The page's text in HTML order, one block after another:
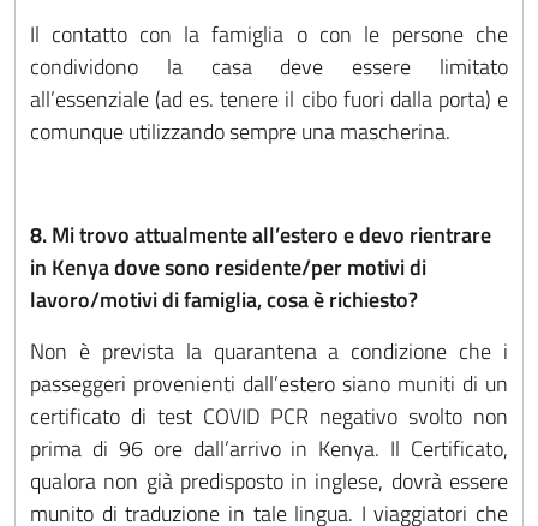
Il contatto con la famiglia o con le persone che
condividono la casa deve essere limitato
all’essenziale (ad es. tenere il cibo fuori dalla porta) e
comunque utilizzando sempre una mascherina.
8. Mi trovo attualmente all’estero e devo rientrare
in Kenya dove sono residente/per motivi di
lavoro/motivi di famiglia, cosa è richiesto?
Non è prevista la quarantena a condizione che i
passeggeri provenienti dall’estero siano muniti di un
certificato di test COVID PCR negativo svolto non
prima di 96 ore dall’arrivo in Kenya. Il Certificato,
qualora non già predisposto in inglese, dovrà essere
munito di traduzione in tale lingua. I viaggiatori che